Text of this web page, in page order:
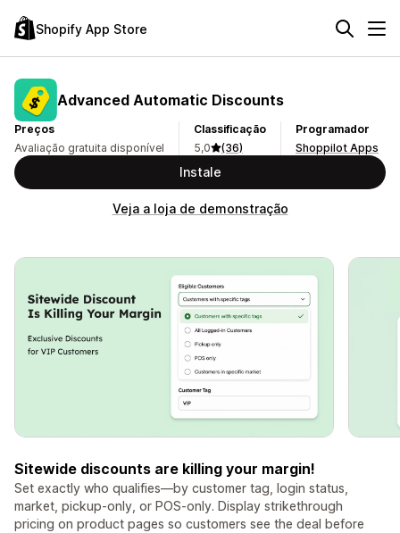
Shopify App Store
Advanced Automatic Discounts
Preços
Avaliação gratuita disponível
Classificação
5,0
(36)
Programador
Shoppilot Apps
Instale
Veja a loja de demonstração
Sitewide discounts are killing your margin!
Set exactly who qualifies—by customer tag, login status,
market, pickup-only, or POS-only. Display strikethrough
pricing on product pages so customers see the deal before